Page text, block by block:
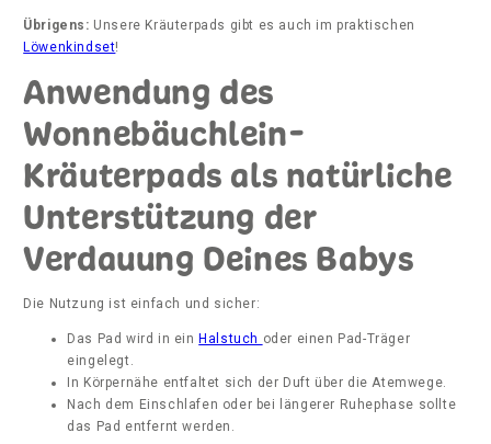
Übrigens: Unsere Kräuterpads gibt es auch im praktischen
Löwenkindset!
Anwendung des
Wonnebäuchlein-
Kräuterpads als natürliche
Unterstützung der
Verdauung Deines Babys
Die Nutzung ist einfach und sicher:
Das Pad wird in einHalstuch oder einen Pad-Träger
eingelegt.
In Körpernähe entfaltet sich der Duft über die Atemwege.
Nach dem Einschlafen oder bei längerer Ruhephase sollte
das Pad entfernt werden.